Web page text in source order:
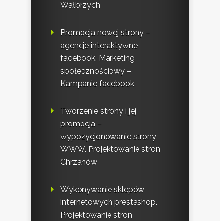
Wałbrzych
Promocja nowej strony –
agencje interaktywne
facebook. Marketing
społecznościowy –
Kampanie facebook
Tworzenie strony i jej
promocja –
wypozycjonowanie strony
WWW. Projektowanie stron
Chrzanów
Wykonywanie sklepów
internetowych prestashop.
Projektowanie stron